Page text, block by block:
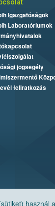
használ
Igazgatóságok
Laboratóriumok
jogsegély
feliratkozás